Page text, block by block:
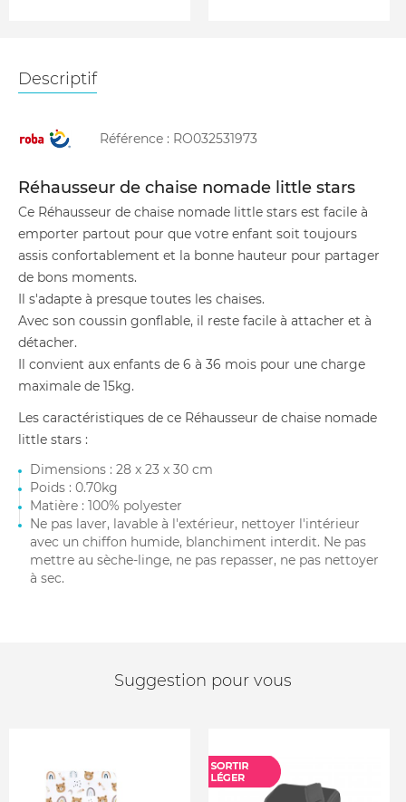
Descriptif
Référence : RO032531973
Réhausseur de chaise nomade little stars
Ce Réhausseur de chaise nomade little stars est facile à
emporter partout pour que votre enfant soit toujours
assis confortablement et la bonne hauteur pour partager
de bons moments.
Il s'adapte à presque toutes les chaises.
Avec son coussin gonflable, il reste facile à attacher et à
détacher.
Il convient aux enfants de 6 à 36 mois pour une charge
maximale de 15kg.
Les caractéristiques de ce Réhausseur de chaise nomade
little stars :
Dimensions : 28 x 23 x 30 cm
Poids : 0.70kg
Matière : 100% polyester
Ne pas laver, lavable à l'extérieur, nettoyer l'intérieur
avec un chiffon humide, blanchiment interdit. Ne pas
mettre au sèche-linge, ne pas repasser, ne pas nettoyer
à sec.
Suggestion pour vous